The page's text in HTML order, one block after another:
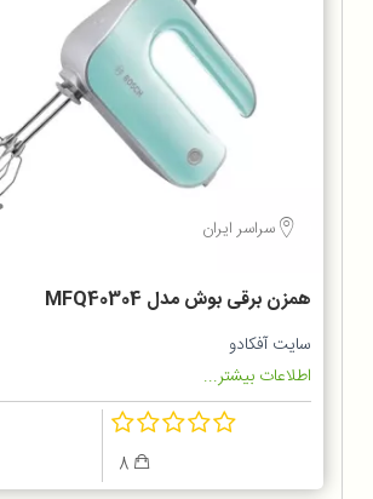
سراسر ایران
همزن برقی بوش مدل MFQ40304
سایت آفکادو
اطلاعات بیشتر...